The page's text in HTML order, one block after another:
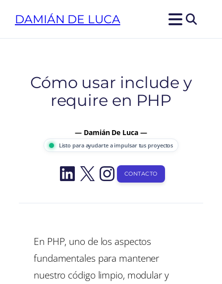
DAMIÁN DE LUCA
Cómo usar include y
require en PHP
— Damián De Luca —
Listo para ayudarte a impulsar tus proyectos
LinkedIn
X Instagram
CONTACTO
En PHP, uno de los aspectos
fundamentales para mantener
nuestro código limpio, modular y